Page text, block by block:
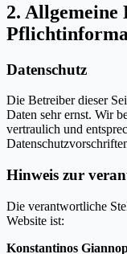
2. Allgemeine
Datenschutz
Die Betreiber dieser
Daten sehr ernst. Wir
vertraulich und
Hinweis zur
Die verantwortliche
Website ist:
Konstantinos